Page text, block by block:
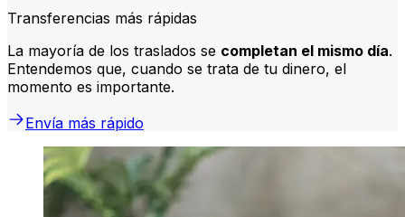
Transferencias más rápidas
La mayoría de los traslados se completan el mismo día.
Entendemos que, cuando se trata de tu dinero, el
momento es importante.
Envía más rápido